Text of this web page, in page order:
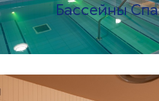
Бассейны Спа